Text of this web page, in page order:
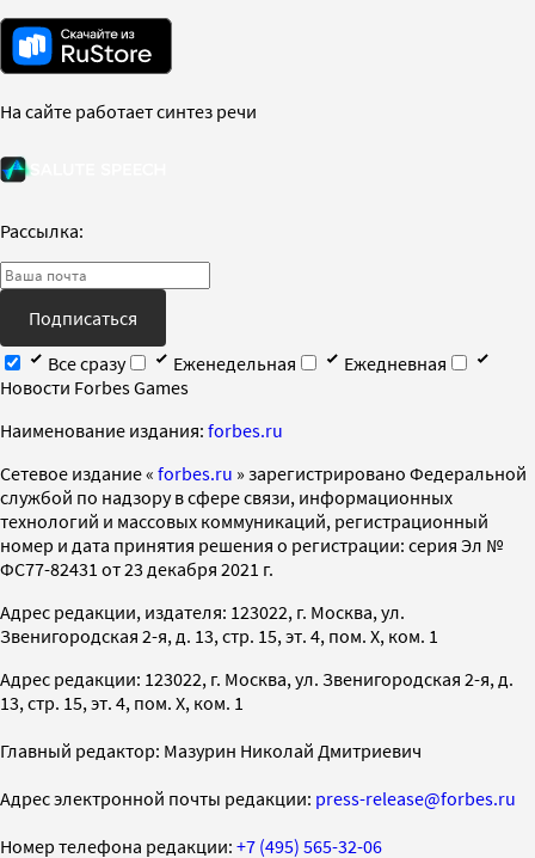
На сайте работает синтез речи
Рассылка:
Подписаться
Все сразу
Еженедельная
Ежедневная
Новости Forbes Games
Наименование издания: forbes.ru
Cетевое издание « forbes.ru » зарегистрировано Федеральной
службой по надзору в сфере связи, информационных
технологий и массовых коммуникаций, регистрационный
номер и дата принятия решения о регистрации: серия Эл №
ФС77-82431 от 23 декабря 2021 г.
Адрес редакции, издателя: 123022, г. Москва, ул.
Звенигородская 2-я, д. 13, стр. 15, эт. 4, пом. X, ком. 1
Адрес редакции: 123022, г. Москва, ул. Звенигородская 2-я, д.
13, стр. 15, эт. 4, пом. X, ком. 1
Главный редактор: Мазурин Николай Дмитриевич
Адрес электронной почты редакции: press-release@forbes.ru
Номер телефона редакции: +7 (495) 565-32-06